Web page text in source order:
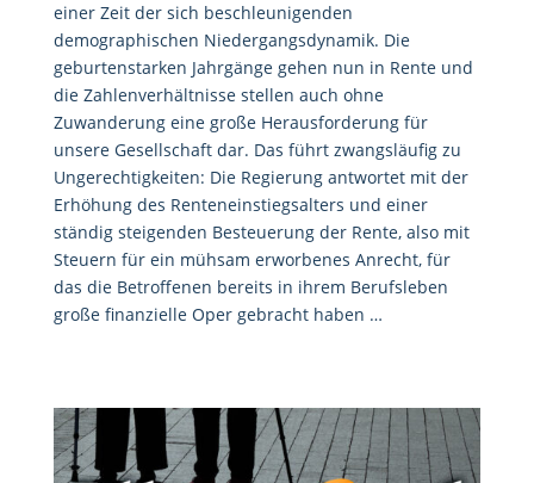
einer Zeit der sich beschleunigenden
demographischen Niedergangsdynamik. Die
geburtenstarken Jahrgänge gehen nun in Rente und
die Zahlenverhältnisse stellen auch ohne
Zuwanderung eine große Herausforderung für
unsere Gesellschaft dar. Das führt zwangsläufig zu
Ungerechtigkeiten: Die Regierung antwortet mit der
Erhöhung des Renteneinstiegsalters und einer
ständig steigenden Besteuerung der Rente, also mit
Steuern für ein mühsam erworbenes Anrecht, für
das die Betroffenen bereits in ihrem Berufsleben
große finanzielle Oper gebracht haben …